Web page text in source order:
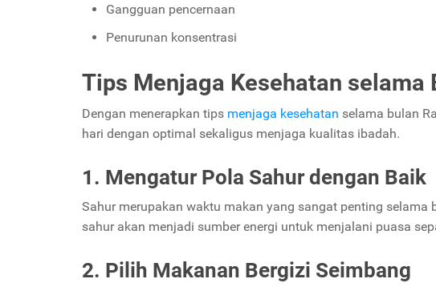
Gangguan pencernaan
Penurunan konsentrasi
Tips Menjaga Kesehatan selama
Dengan menerapkan tips menjaga kesehatan selama bulan
hari dengan optimal sekaligus menjaga kualitas ibadah.
1. Mengatur Pola Sahur dengan Baik
Sahur merupakan waktu makan yang sangat penting
sahur akan menjadi sumber energi untuk menjalani puasa
2. Pilih Makanan Bergizi Seimbang